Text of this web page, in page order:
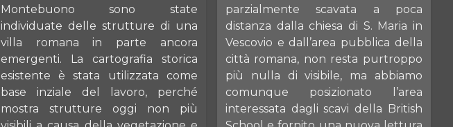
Montebuono sono state
individuate delle strutture di una
villa romana in parte ancora
emergenti. La cartografia storica
esistente è stata utilizzata come
base inziale del lavoro, perché
mostra strutture oggi non più
parzialmente scavata a poca
distanza dalla chiesa di S. Maria in
Vescovio e dall’area pubblica della
città romana, non resta purtroppo
più nulla di visibile, ma abbiamo
comunque posizionato l’area
interessata dagli scavi della British